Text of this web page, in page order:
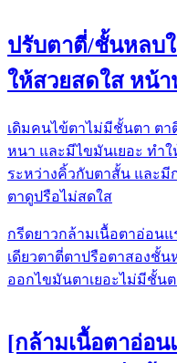
ปรับตาตี่/ชั้นหลบ
ให้สวยสดใส หน้
เดิม​คนไข้ตาไม่มีชั้นตา​ ตา
หนา​ และมีไขมันเยอะ​ ทำ
ระหว่างคิ้วกับตาสั้น​ และมี
ตาดูปรือไม่สดใส
กรีดยาวกล้ามเนื้อตาอ่อนแ
เดียวตาตี่ตาปรือตาสองชั้น
ออกไขมันตาเยอะไม่มีชั้นต
[กล้ามเนื้อตาอ่อ